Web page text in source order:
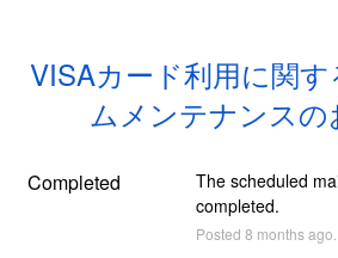
VISAカード利用に関
ムメンテナンスの
Completed
The scheduled
completed.
Posted 8 months ago.